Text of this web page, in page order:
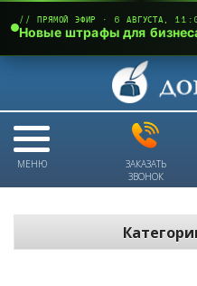
МЕНЮ
ЗАКАЗАТЬ
ЗВОНОК
// ПРЯМОЙ ЭФИР · 6 АВГУСТА,
Новые штрафы для